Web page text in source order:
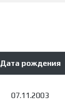
Дата рождения
07.11.2003